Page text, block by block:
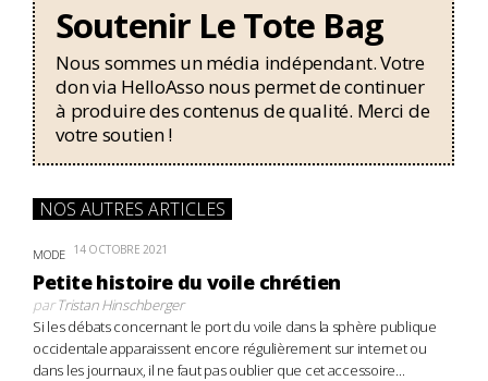
Soutenir Le Tote Bag
Nous sommes un média indépendant. Votre
don via HelloAsso nous permet de continuer
à produire des contenus de qualité. Merci de
votre soutien !
NOS AUTRES ARTICLES
MODE 14 OCTOBRE 2021
Petite histoire du voile chrétien
parTristan Hinschberger
Si les débats concernant le port du voile dans la sphère publique
occidentale apparaissent encore régulièrement sur internet ou
dans les journaux, il ne faut pas oublier que cet accessoire...